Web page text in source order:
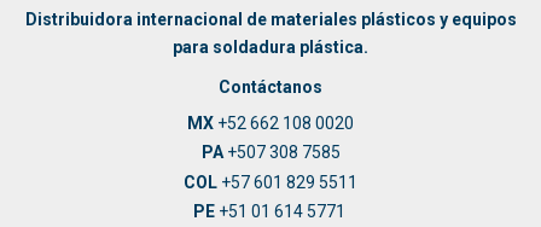
Distribuidora internacional de materiales plásticos y equipos
para soldadura plástica.
Contáctanos
MX +52 662 108 0020
PA+507 308 7585
COL +57 601 829 5511
PE +51 01 614 5771